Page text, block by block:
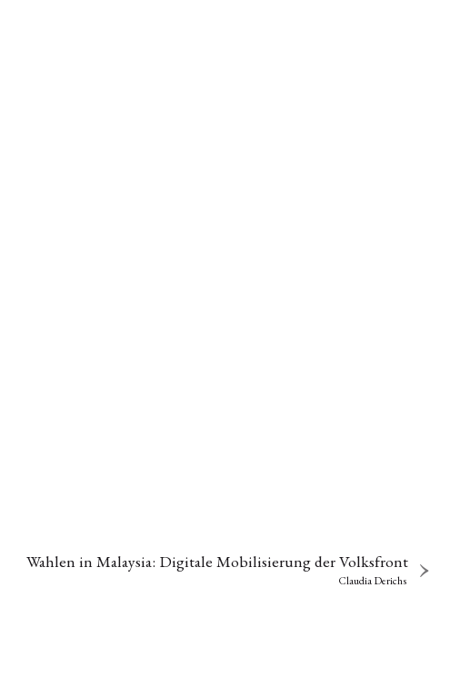
Wahlen in Malaysia: Digitale Mobilisierung der Volksfront
Claudia Derichs